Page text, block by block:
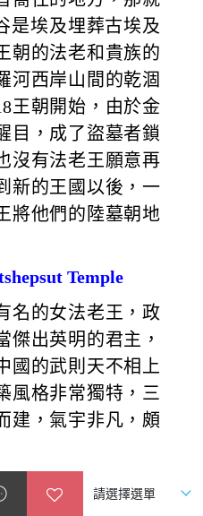
是埃及埋葬古埃及
朝的法老和貴族的
河西岸山間的乾涸
王朝開始，由於金
目，成了盜墓者鎖
沒有法老王願意再
新的王國以後，一
將他們的陸墓朝地
Temple
名的女法老王，政
傑出英明的君主，
國的武則天不相上
風格非常獨特，三
建，氣宇非凡，頗